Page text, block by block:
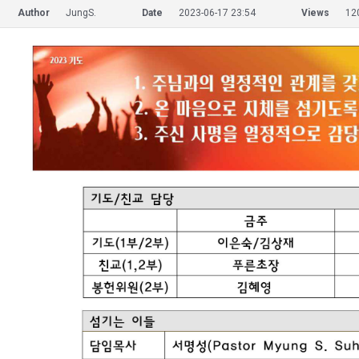
Author JungS. Date 2023-06-17 23:54 Views